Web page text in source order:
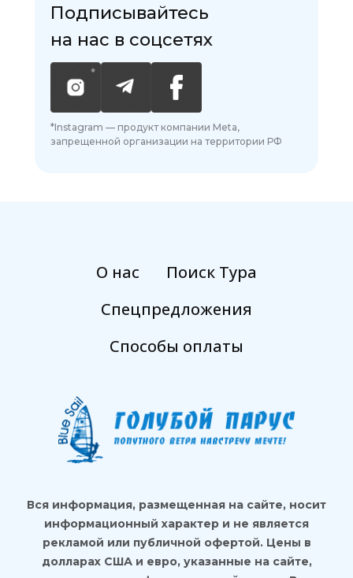
Подписывайтесь
на нас в соцсетях
*Instagram — продукт компании Meta,
запрещенной организации на территории РФ
О нас
Поиск Тура
Спецпредложения
Способы оплаты
Вся информация, размещенная на сайте, носит
информационный характер и не является
рекламой или публичной офертой. Цены в
долларах США и евро, указанные на сайте,